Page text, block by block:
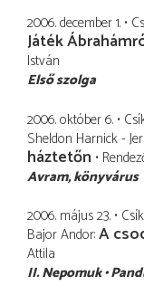
2006. december 1.
Játék
István
Első szolga
2006. október 6.
Sheldon Harnick -
háztetőn
Avram könyvárus
2006. május 23.
Bajor Andor A
Attila
II. Nepomuk